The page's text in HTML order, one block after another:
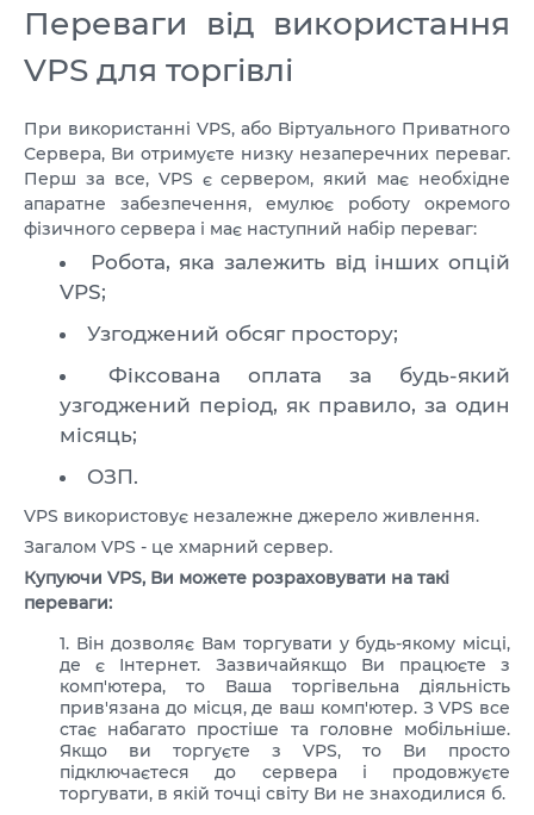
VPS ДЮСЕЛЬДОРФ
VPS ОАЕ
VPS БОЛГАРІЯ
VPS КАНАДА
VPS ПОЛЬЩА
Переваги від використання
VPS для торгівлі
При використанні VPS, або Віртуального Приватного
Сервера, Ви отримуєте низку незаперечних переваг.
Перш за все, VPS є сервером, який має необхідне
апаратне забезпечення, емулює роботу окремого
фізичного сервера і має наступний набір переваг:
Робота, яка залежить від інших опцій
VPS;
Узгоджений обсяг простору;
Фіксована оплата за будь-який
узгоджений період, як правило, за один
місяць;
ОЗП.
VPS використовує незалежне джерело живлення.
Загалом VPS - це хмарний сервер.
Купуючи VPS, Ви можете розраховувати на такі
переваги:
Він дозволяє Вам торгувати у будь-якому місці,
де є Інтернет. Зазвичайякщо Ви працюєте з
комп'ютера, то Ваша торгівельна діяльність
прив'язана до місця, де ваш комп'ютер. З VPS все
стає набагато простіше та головне мобільніше.
Якщо ви торгуєте з VPS, то Ви просто
підключаєтеся до сервера і продовжуєте
торгувати, в якій точці світу Ви не знаходилися б.